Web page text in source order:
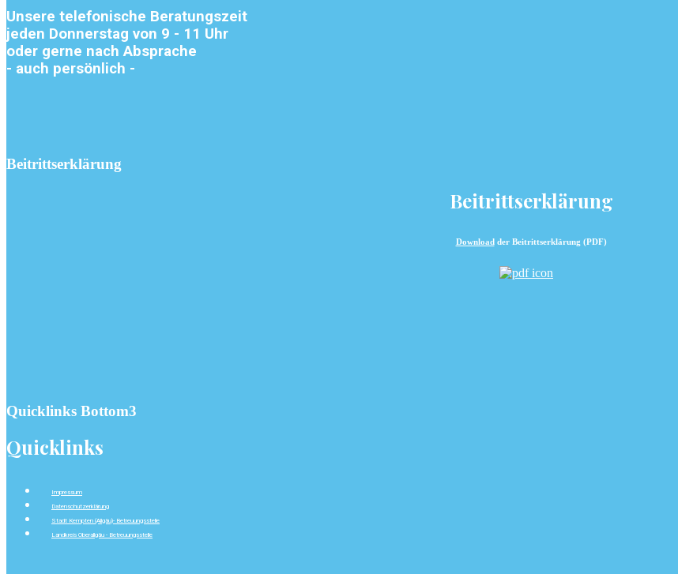
Unsere telefonische Beratungszeit
jeden Donnerstag von 9 - 11 Uhr
oder gerne nach Absprache
- auch persönlich -
Beitrittserklärung
Beitrittserklärung
Downloadder Beitrittserklärung (PDF)
Quicklinks Bottom3
Quicklinks
Impressum
Datenschutzerklärung
Stadt Kempten (Allgäu)- Betreuungsstelle
Landkreis Oberallgäu - Betreuungsstelle